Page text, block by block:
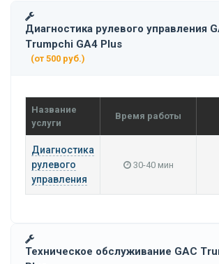
Диагностика рулевого управления
Trumpchi GA4 Plus
(от 500 руб.)
Название
услуги
Время работы
Диагностика
рулевого
управления
30-40 мин
Техническое обслуживание GAC